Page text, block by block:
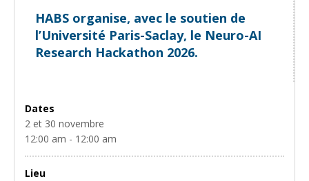
HABS organise, avec le soutien de
l’Université Paris-Saclay, le Neuro-AI
Research Hackathon 2026.
Dates
2 et 30 novembre
12:00 am - 12:00 am
Lieu